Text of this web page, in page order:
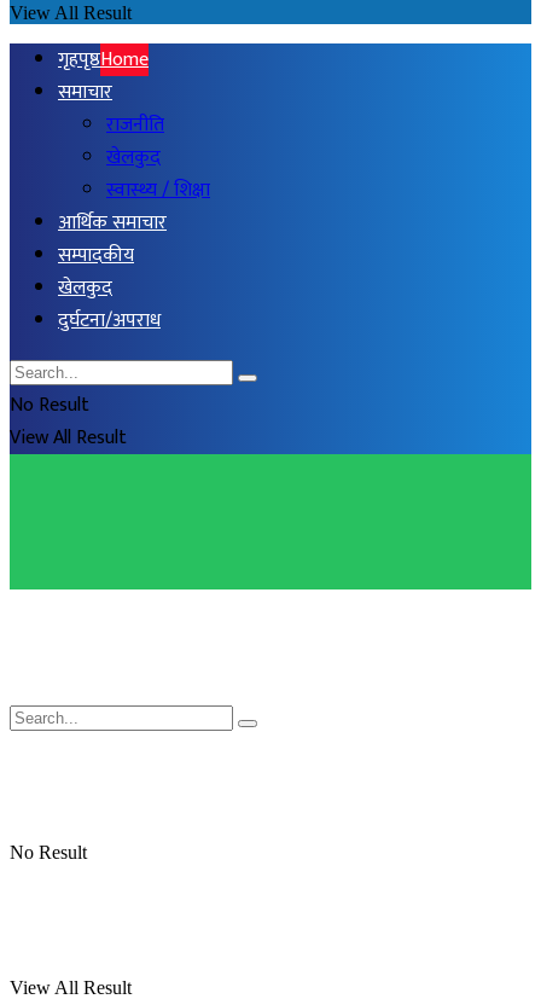
View All Result
गृहपृष्ठHome
समाचार
राजनीति
खेलकुद
स्वास्थ्य / शिक्षा
आर्थिक समाचार
सम्पादकीय
खेलकुद
दुर्घटना/अपराध
No Result
View All Result
No Result
View All Result